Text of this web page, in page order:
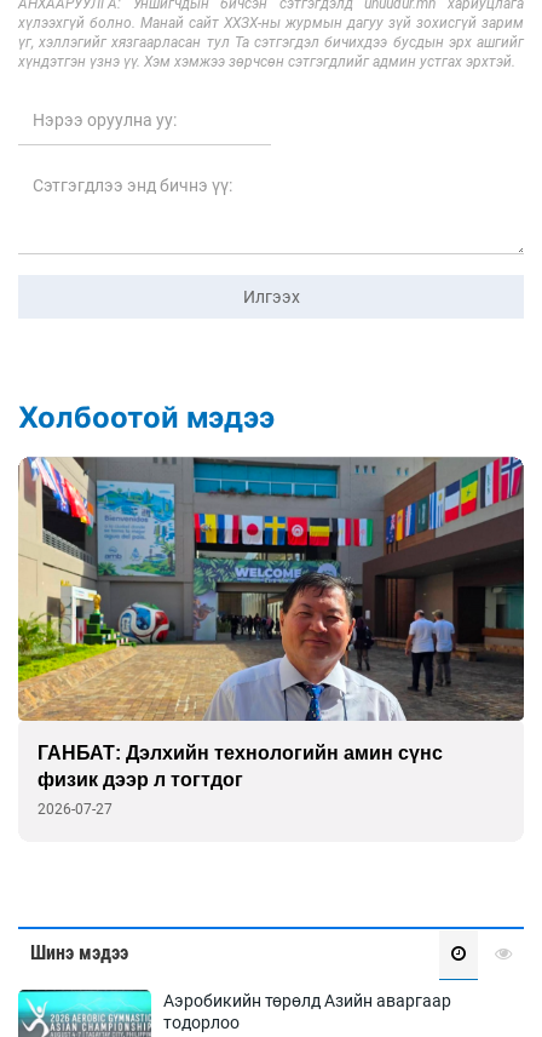
АНХААРУУЛГА: Уншигчдын бичсэн сэтгэгдэлд unuudur.mn хариуцлага
хүлээхгүй болно. Манай сайт ХХЗХ-ны журмын дагуу зүй зохисгүй зарим
үг, хэллэгийг хязгаарласан тул Та сэтгэгдэл бичихдээ бусдын эрх ашгийг
хүндэтгэн үзнэ үү. Хэм хэмжээ зөрчсөн сэтгэгдлийг админ устгах эрхтэй.
Илгээх
Холбоотой мэдээ
Д.АМАРСАНАА: Жендерийн эрх тэгш байдал
аль ч улсад бүрэн хангагдаагүй
2026-07-23
Шинэ мэдээ
Аэробикийн төрөлд Азийн аваргаар
тодорлоо